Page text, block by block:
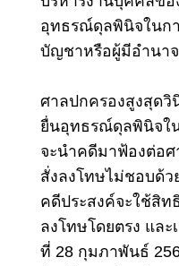
อุทธรณ์ดุลพินิจในก
บัญชาหรือผู้มีอำนา
ศาลปกครองสูงสุดวิ
ยื่นอุทธรณ์ดุลพินิจใ
จะนำคดีมาฟ้องต่อศ
สั่งลงโทษไม่ชอบด้
คดีประสงค์จะใช้สิท
ลงโทษโดยตรง แล
ที่ 28 กุมภาพันธ์